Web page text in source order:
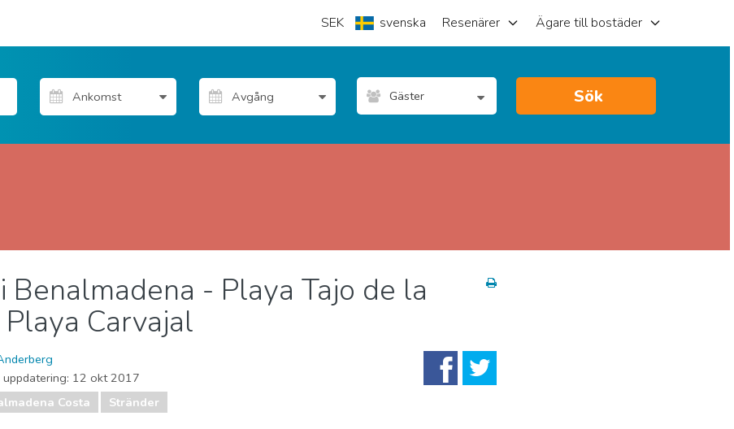
SEK svenska Resenärer Ägare till bostäder
Gäster Sök
Benalmadena - Playa Tajo de la
Carvajal
12 okt 2017
Costa Stränder